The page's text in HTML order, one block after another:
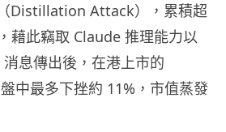
Distillation Attack），累積超
藉此竊取 Claude 推理能力以
息傳出後，在港上市的
中最多下挫約 11%，市值蒸發